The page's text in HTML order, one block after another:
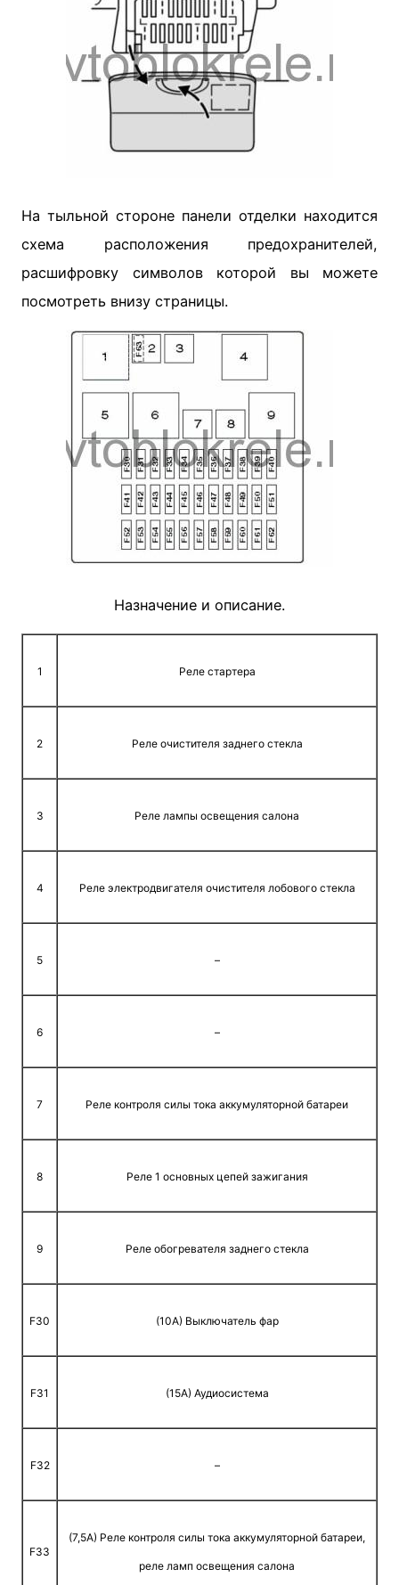
На тыльной стороне панели отделки находится
схема расположения предохранителей,
расшифровку символов которой вы можете
посмотреть внизу страницы.
Назначение и описание.
1 Реле стартера
2 Реле очистителя заднего стекла
3 Реле лампы освещения салона
4 Реле электродвигателя очистителя лобового стекла
5 –
6 –
7 Реле контроля силы тока аккумуляторной батареи
8 Реле 1 основных цепей зажигания
9 Реле обогревателя заднего стекла
F30 (10A) Выключатель фар
F31 (15A) Аудиосистема
F32 –
F33
(7,5A) Реле контроля силы тока аккумуляторной батареи,
реле ламп освещения салона